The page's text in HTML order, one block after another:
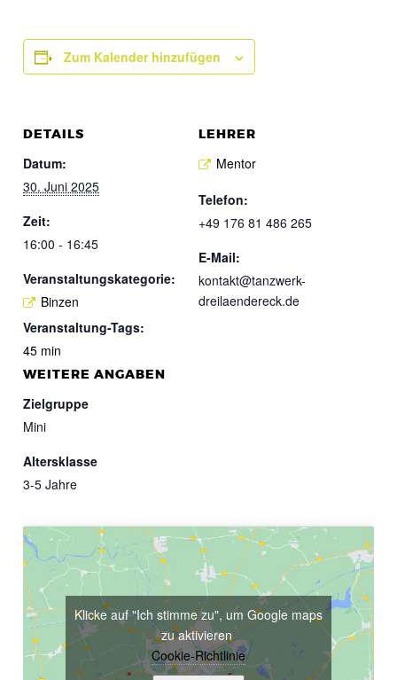
Zum Kalender hinzufügen
DETAILS
Datum:
30. Juni 2025
Zeit:
16:00 - 16:45
Veranstaltungskategorie:
Binzen
Veranstaltung-Tags:
45 min
LEHRER
Mentor
Telefon:
+49 176 81 486 265
E-Mail:
kontakt@tanzwerk-
dreilaendereck.de
WEITERE ANGABEN
Zielgruppe
Mini
Altersklasse
3-5 Jahre
Klicke auf "Ich stimme zu", um Google maps
zu aktivieren
Cookie-Richtlinie